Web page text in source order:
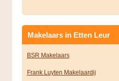
Makelaars in Etten Leur
BSR Makelaars
Frank Luyten Makelaardij